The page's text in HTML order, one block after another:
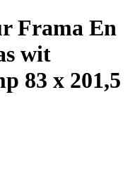
Frama En
wit
83 x 201,5